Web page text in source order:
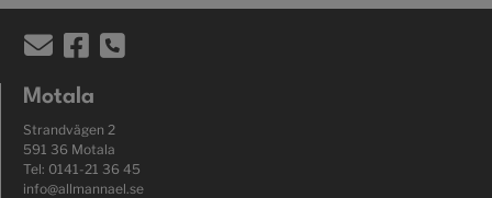
Motala
Strandvägen 2
591 36 Motala
Tel: 0141-21 36 45
info@allmannael.se